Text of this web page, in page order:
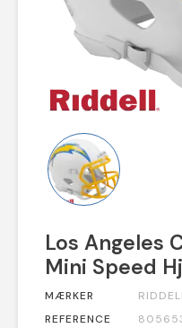
Los Angeles
Mini Speed
MÆRKER
REFERENCE